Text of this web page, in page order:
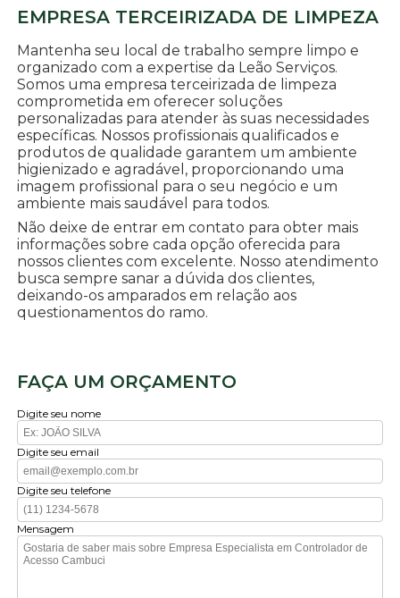
EMPRESA TERCEIRIZADA DE LIMPEZA
Mantenha seu local de trabalho sempre limpo e
organizado com a expertise da Leão Serviços.
Somos uma empresa terceirizada de limpeza
comprometida em oferecer soluções
personalizadas para atender às suas necessidades
específicas. Nossos profissionais qualificados e
produtos de qualidade garantem um ambiente
higienizado e agradável, proporcionando uma
imagem profissional para o seu negócio e um
ambiente mais saudável para todos.
Não deixe de entrar em contato para obter mais
informações sobre cada opção oferecida para
nossos clientes com excelente. Nosso atendimento
busca sempre sanar a dúvida dos clientes,
deixando-os amparados em relação aos
questionamentos do ramo.
FAÇA UM ORÇAMENTO
Digite seu nome
Digite seu email
Digite seu telefone
Mensagem